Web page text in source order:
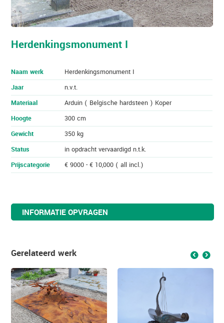
Herdenkingsmonument I
Naam werk
Herdenkingsmonument I
Jaar
n.v.t.
Materiaal
Arduin ( Belgische hardsteen ) Koper
Hoogte
300 cm
Gewicht
350 kg
Status
in opdracht vervaardigd n.t.k.
Prijscategorie
€ 9000 - € 10,000 ( all incl.)
INFORMATIE OPVRAGEN
Gerelateerd werk f g